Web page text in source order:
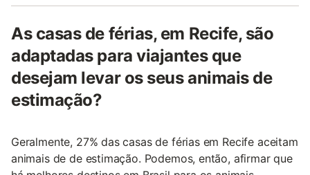
As casas de férias, em Recife, são
adaptadas para viajantes que
desejam levar os seus animais de
estimação?
Geralmente, 27% das casas de férias em Recife aceitam
animais de de estimação. Podemos, então, afirmar que